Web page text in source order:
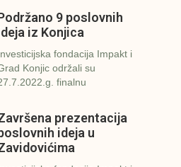
9 poslovnih
iz Konjica
fondacija Impakt i
Konjic održali su
finalnu
prezentacija
ideja u